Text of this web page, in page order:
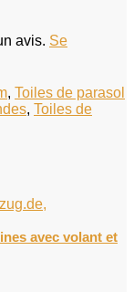
avis. Se
, Toiles de parasol
, Toiles de
avec volant et